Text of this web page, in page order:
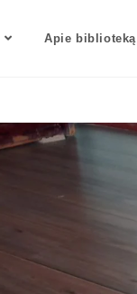
Apie biblioteką